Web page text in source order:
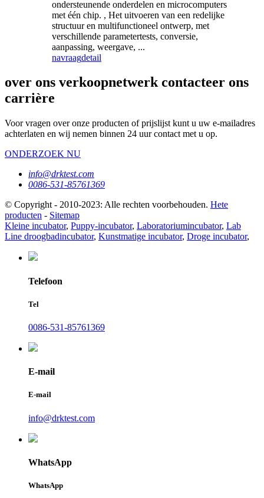
ondersteunende onderdelen en microcomputers
met één chip. , Het uitvoeren van een redelijke
structuur en multifunctioneel ontwerp, met
verschillende parametertests, conversie,
aanpassing, weergave, ...
navraagdetail
over ons verkoopnetwerk contacteer ons
carrière
Voor vragen over onze producten of prijslijst kunt u uw e-mailadres
achterlaten en wij nemen binnen 24 uur contact met u op.
ONDERZOEK NU
info@drktest.com
0086-531-85761369
© Copyright - 2010-2023: Alle rechten voorbehouden. Hete
producten - Sitemap
Kleine incubator, Puppy-incubator, Laboratoriumincubator, Lab
Line droogbadincubator, Kunstmatige incubator, Droge incubator,
Telefoon
Tel
0086-531-85761369
E-mail
E-mail
info@drktest.com
WhatsApp
WhatsApp